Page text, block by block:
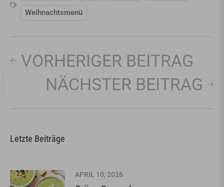
Weihnachtsmenü
VORHERIGER BEITRAG
NÄCHSTER BEITRAG
Letzte Beiträge
APRIL 10, 2026